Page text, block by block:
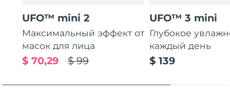
UFO™ mini 2
Максимальный эффект от
масок для лица
$ 99
$ 70,29
UFO™ 3 mini
Глубокое
каждый день
$ 139